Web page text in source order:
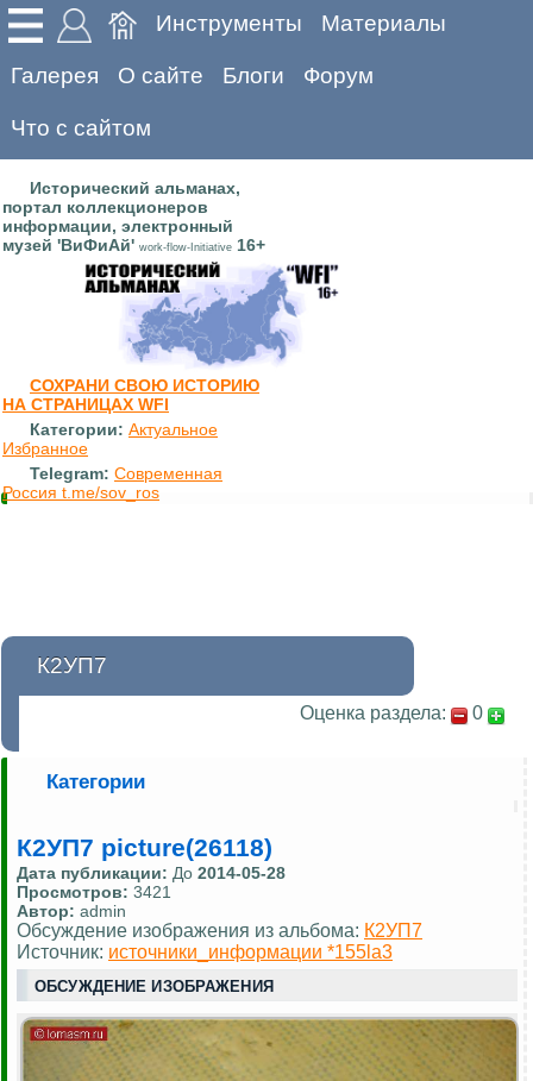
Инструменты Материалы
Галерея О сайте Блоги Форум
Что с сайтом
Исторический альманах,
портал коллекционеров
информации, электронный
музей 'ВиФиАй' work-flow-Initiative 16+
СОХРАНИ СВОЮ ИСТОРИЮ
НА СТРАНИЦАХ WFI
Категории: Актуальное
Избранное
Telegram: Современная
Россия t.me/sov_ros
К2УП7
Оценка раздела: 0
Категории
К2УП7 picture(26118)
Дата публикации: До 2014-05-28
Просмотров: 3421
Автор: admin
Обсуждение изображения из альбома: К2УП7
Источник: источники_информации *155la3
ОБСУЖДЕНИЕ ИЗОБРАЖЕНИЯ